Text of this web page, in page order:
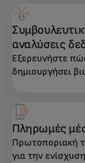
αναλύσεις
Εξερευνήστε
δημιουργήσει
Πληρωμές
Πρωτοποριακή
για την